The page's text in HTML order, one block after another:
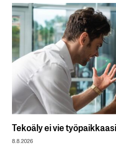
Tekoäly ei vie
8.8.2026